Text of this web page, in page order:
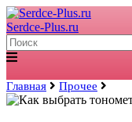
Serdce-Plus.ru
Главная Прочее